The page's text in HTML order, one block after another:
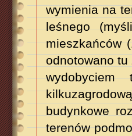
wymienia na
leśnego
mieszkańców
odnotowano tu
budynkowe
terenów